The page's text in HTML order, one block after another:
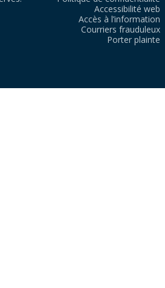
Accessibilité web
Accès à l’information
Courriers frauduleux
Porter plainte